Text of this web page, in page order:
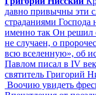
давно привычны эти
страданиями
именно так Он решил
не случаен, о
всю вселенную», об
Павлом писал в IV
святитель Григорий
Воочию увидеть